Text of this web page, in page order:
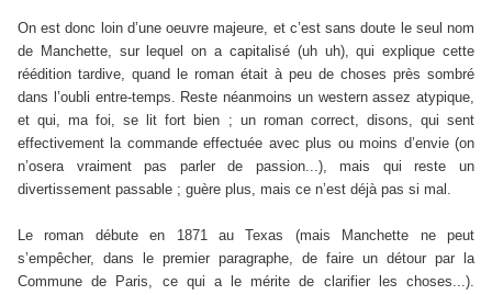
On est donc loin d’une oeuvre majeure, et c’est sans doute le seul nom
de Manchette, sur lequel on a capitalisé (uh uh), qui explique cette
réédition tardive, quand le roman était à peu de choses près sombré
dans l’oubli entre-temps. Reste néanmoins un western assez atypique,
et qui, ma foi, se lit fort bien ; un roman correct, disons, qui sent
effectivement la commande effectuée avec plus ou moins d’envie (on
n’osera vraiment pas parler de passion...), mais qui reste un
divertissement passable ; guère plus, mais ce n’est déjà pas si mal.
Le roman débute en 1871 au Texas (mais Manchette ne peut
s’empêcher, dans le premier paragraphe, de faire un détour par la
Commune de Paris, ce qui a le mérite de clarifier les choses...).